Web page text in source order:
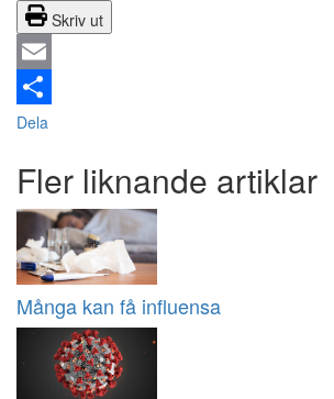
Skriv ut
Email
Dela
Fler liknande artiklar
Många kan få influensa